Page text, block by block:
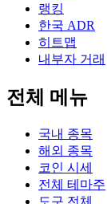
랭킹
한국 ADR
히트맵
내부자 거래
전체 메뉴
국내 종목
해외 종목
코인 시세
전체 테마주
도구 전체